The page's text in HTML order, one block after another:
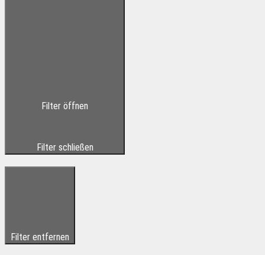
Filter öffnen
Filter schließen
Filter entfernen